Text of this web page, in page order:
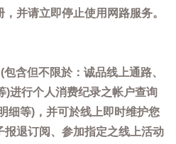
并请立即停止使用网路服务。
含但不限於：诚品线上通路、
)进行个人消费纪录之帐户查询
细等)，并可於线上即时维护您
报退订阅、参加指定之线上活动